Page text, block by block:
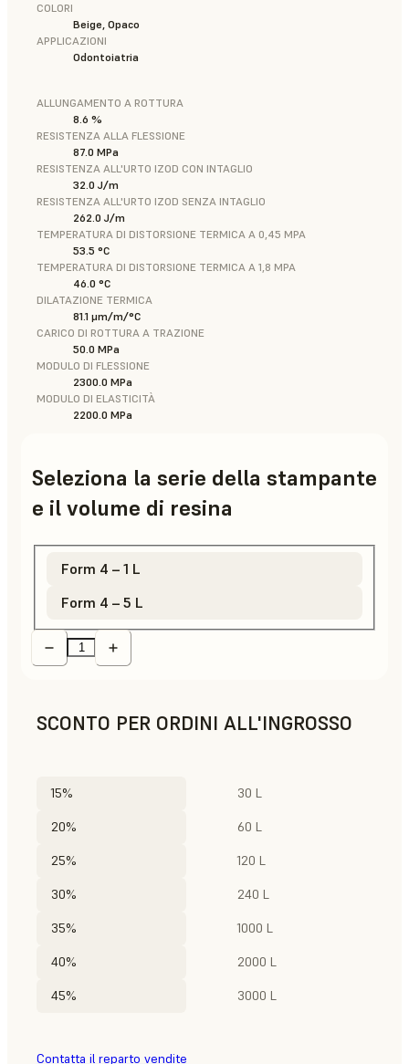
COLORI
Beige, Opaco
APPLICAZIONI
Odontoiatria
ALLUNGAMENTO A ROTTURA
8.6 %
RESISTENZA ALLA FLESSIONE
87.0 MPa
RESISTENZA ALL'URTO IZOD CON INTAGLIO
32.0 J/m
RESISTENZA ALL'URTO IZOD SENZA INTAGLIO
262.0 J/m
TEMPERATURA DI DISTORSIONE TERMICA A 0,45 MPA
53.5 °C
TEMPERATURA DI DISTORSIONE TERMICA A 1,8 MPA
46.0 °C
DILATAZIONE TERMICA
81.1 μm/m/°C
CARICO DI ROTTURA A TRAZIONE
50.0 MPa
MODULO DI FLESSIONE
2300.0 MPa
MODULO DI ELASTICITÀ
2200.0 MPa
Seleziona la serie della stampante
e il volume di resina
Form 4 – 1 L
Form 4 – 5 L
SCONTO PER ORDINI ALL'INGROSSO
15% 30 L
20% 60 L
25% 120 L
30% 240 L
35% 1000 L
40% 2000 L
45% 3000 L
Contatta il reparto vendite